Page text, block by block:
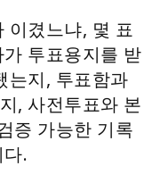
이겼느냐, 몇 표
투표용지를 받
는지, 투표함과
, 사전투표와 본
증 가능한 기록
.